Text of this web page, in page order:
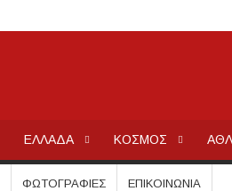
ΕΛΛΑΔΑ ΚΟΣΜΟΣ
ΦΩΤΟΓΡΑΦΊΕΣ ΕΠΙΚΟΙΝΩΝΊΑ